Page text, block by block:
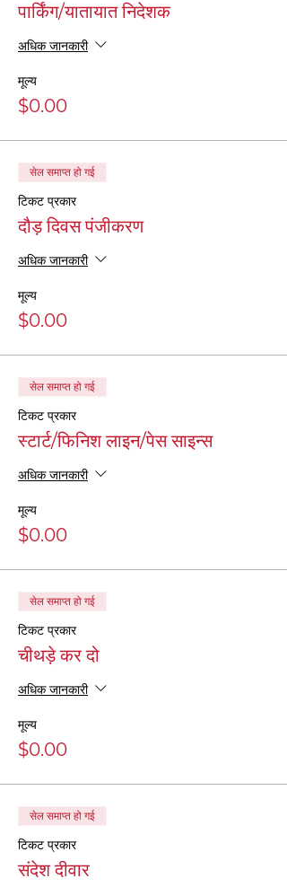
पार्किंग/यातायात निदेशक
अधिक जानकारी
मूल्य
$0.00
सेल समाप्त हो गई
टिकट प्रकार
दौड़ दिवस पंजीकरण
अधिक जानकारी
मूल्य
$0.00
सेल समाप्त हो गई
टिकट प्रकार
स्टार्ट/फिनिश लाइन/पेस साइन्स
अधिक जानकारी
मूल्य
$0.00
सेल समाप्त हो गई
टिकट प्रकार
चीथड़े कर दो
अधिक जानकारी
मूल्य
$0.00
सेल समाप्त हो गई
टिकट प्रकार
संदेश दीवार